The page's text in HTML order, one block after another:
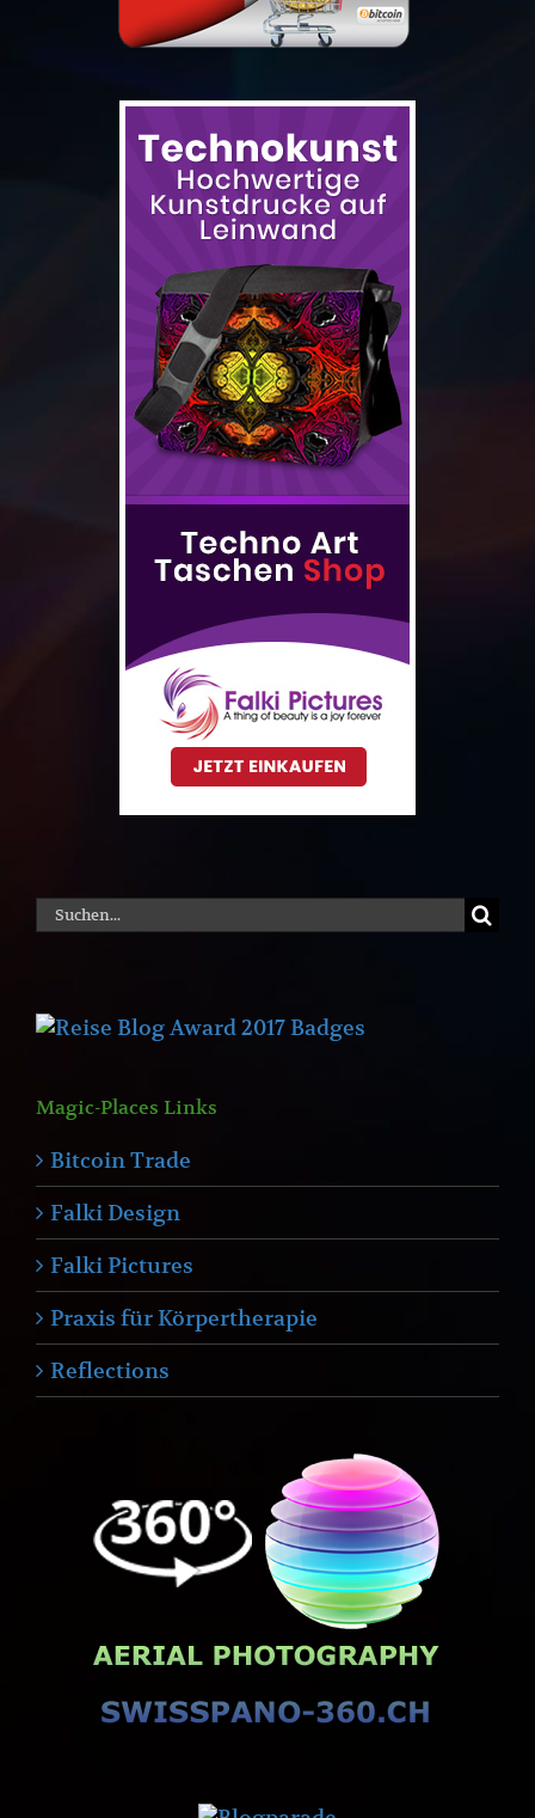
Suche
nach:
Magic-Places Links
Bitcoin Trade
Falki Design
Falki Pictures
Praxis für Körpertherapie
Reflections